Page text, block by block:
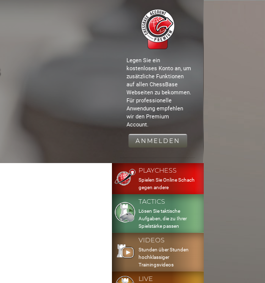
Legen Sie ein
kostenloses Konto an, um
zusätzliche Funktionen
auf allen ChessBase
Webseiten zu bekommen.
Für professionelle
Anwendung empfehlen
wir den Premium
Account.
ANMELDEN
PLAYCHESS
Spielen Sie Online Schach
gegen andere
TACTICS
Lösen Sie taktische
Aufgaben, die zu Ihrer
Spielstärke passen
VIDEOS
Stunden über Stunden
hochklassiger
Trainingsvideos
LIVE